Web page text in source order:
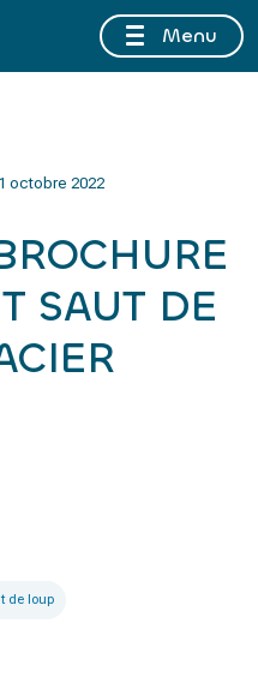
AU 16 AOÛT 2026 INCLUSMenu
octobre 2022
SAUT DE
de loup